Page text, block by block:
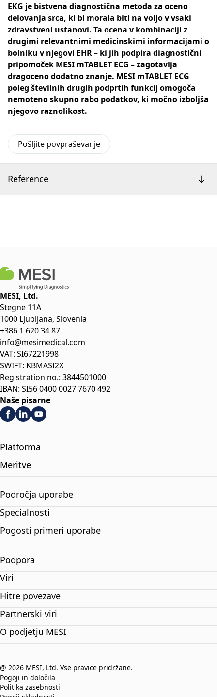
EKG je bistvena diagnostična metoda za oceno
delovanja srca, ki bi morala biti na voljo v vsaki
zdravstveni ustanovi. Ta ocena v kombinaciji z
drugimi relevantnimi medicinskimi informacijami o
bolniku v njegovi EHR – ki jih podpira diagnostični
pripomoček MESI mTABLET ECG – zagotavlja
dragoceno dodatno znanje. MESI mTABLET ECG
poleg številnih drugih podprtih funkcij omogoča
nemoteno skupno rabo podatkov, ki močno izboljša
njegovo raznolikost.
Pošljite povpraševanje
Reference
MESI, Ltd.
Stegne 11A
1000 Ljubljana, Slovenia
+386 1 620 34 87
info@mesimedical.com
VAT: SI67221998
SWIFT: KBMASI2X
Registration no.: 3844501000
IBAN: SI56 0400 0027 7670 492
Naše pisarne
Platforma
Meritve
Področja uporabe
Specialnosti
Pogosti primeri uporabe
Podpora
Viri
Hitre povezave
Partnerski viri
O podjetju MESI
@ 2026 MESI, Ltd. Vse pravice pridržane.
Pogoji in določila
Politika zasebnosti